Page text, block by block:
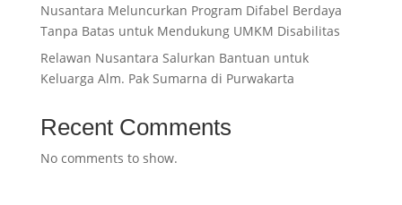
Nusantara Meluncurkan Program Difabel Berdaya
Tanpa Batas untuk Mendukung UMKM Disabilitas
Relawan Nusantara Salurkan Bantuan untuk
Keluarga Alm. Pak Sumarna di Purwakarta
Recent Comments
No comments to show.